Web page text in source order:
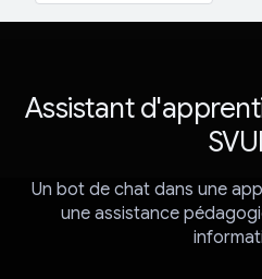
Assistant
Un bot de chat dans une
une assistance